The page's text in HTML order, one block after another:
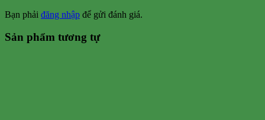
Bạn phải đăng nhập để gửi đánh giá.
Sản phẩm tương tự